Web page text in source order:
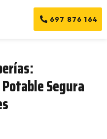
697 876 164
Segura